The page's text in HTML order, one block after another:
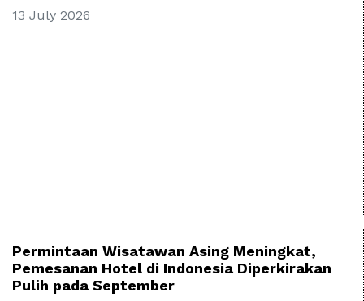
13 July 2026
Permintaan Wisatawan Asing Meningkat,
Pemesanan Hotel di Indonesia Diperkirakan
Pulih pada September